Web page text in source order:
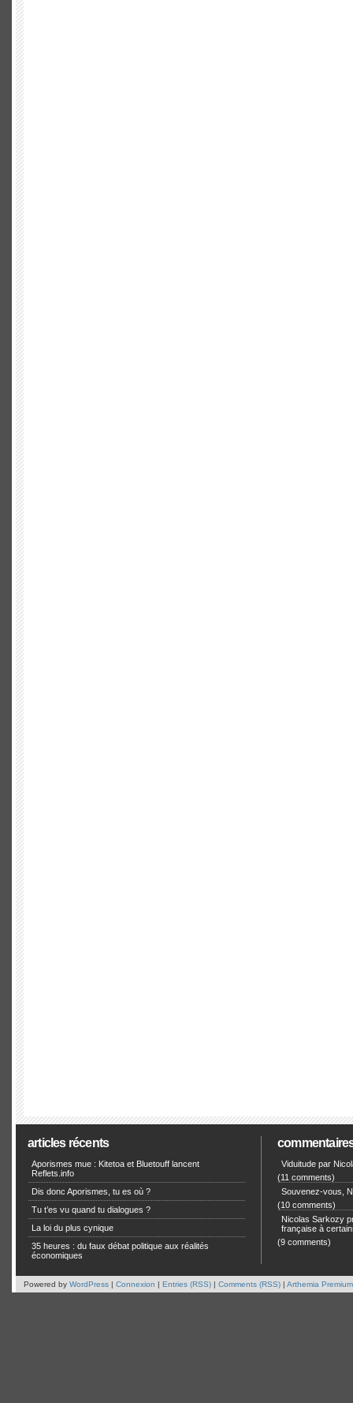
articles récents
Aporismes mue : Kitetoa et Bluetouff lancent
Reflets.info
Dis donc Aporismes, tu es où ?
Tu t’es vu quand tu dialogues ?
La loi du plus cynique
35 heures : du faux débat politique aux réalités
économiques
Viduitude par
(11 comments)
Souvenez-vous,
(10 comments)
Nicolas Sarkozy
française à
(9 comments)
Powered by WordPress | Connexion | Entries (RSS) | Comments (RSS) | Arthemia Premium